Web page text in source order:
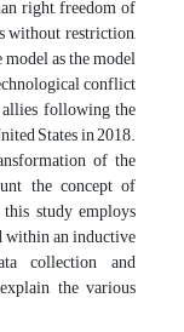
right, freedom of
without restriction,
as the model
conflict
following the
States in 2018.
of the
the concept of
study employs
within an inductive
collection and
the various